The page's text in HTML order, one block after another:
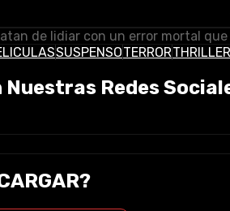
de lidiar con un error mortal
SUSPENSOTERRORTHRILLER
Nuestras Redes